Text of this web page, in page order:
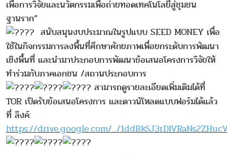
เพื่อการวิจัยและนวัตกรรมเพื่อถ่ายทอดเทคโนโลยีสู่ชุมชน
ฐานราก”
สนับสนุนงบประมาณในรูปแบบ SEED MONEY เพื่อ
ใช้ในกิจกรรมการลงพื้นที่ศึกษาศักยภาพเพื่อยกระดับการพัฒนา
เชิงพื้นที่ และนำมาประกอบการพัฒนาข้อเสนอโครงการวิจัยให้
ทำร่วมกับภาคเอกชน /สถานประกอบการ
สามารถดูรายละเอียดเพิ่มเติมได้ที่
TOR เปิดรับข้อเสนอโครงการ และดาวน์โหลดแบบฟอร์มได้แล้ว
ที่ ลิงค์:
https://drive.google.com/.../